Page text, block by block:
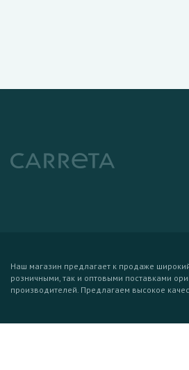
Наш магазин предлагает к продаже
розничными, так и оптовыми поставками
производителей. Предлагаем высокое